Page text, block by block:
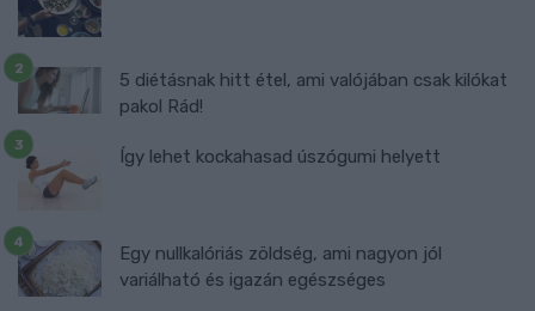
5 diétásnak hitt étel, ami valójában csak kilókat
pakol Rád!
Így lehet kockahasad úszógumi helyett
Egy nullkalóriás zöldség, ami nagyon jól
variálható és igazán egészséges